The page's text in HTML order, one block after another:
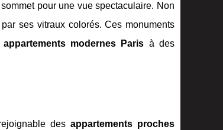
pour une vue spectaculaire. Non
ses vitraux colorés. Ces monuments
appartements modernes Paris à des
desappartements proches